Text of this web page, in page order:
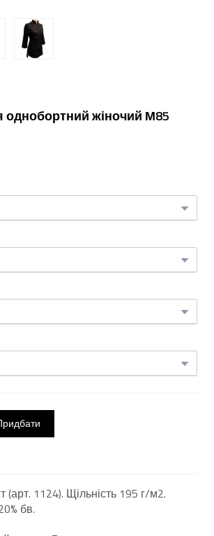
однобортний жіночий М85
(арт. 1124). Щільність 195 г/м2.
бв.